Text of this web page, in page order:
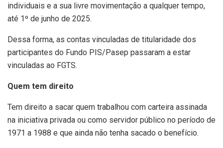
individuais e a sua livre movimentação a qualquer tempo,
até 1º de junho de 2025.
Dessa forma, as contas vinculadas de titularidade dos
participantes do Fundo PIS/Pasep passaram a estar
vinculadas ao FGTS.
Quem tem direito
Tem direito a sacar quem trabalhou com carteira assinada
na iniciativa privada ou como servidor público no período de
1971 a 1988 e que ainda não tenha sacado o benefício.